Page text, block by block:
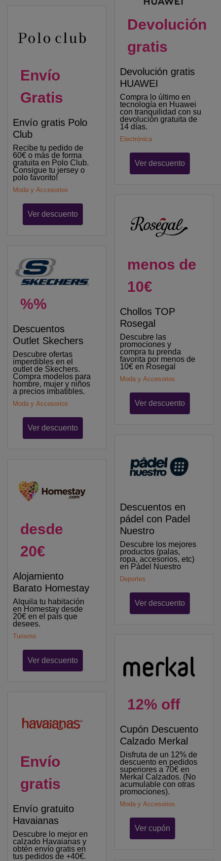
Envío
Gratis
Envío gratis Polo
Club
Recibe tu pedido de
60€ o más de forma
gratuita en Polo Club.
Consigue tu jersey o
polo favorito!
Moda y Accesorios
Ver descuento
%%
Descuentos
Outlet Skechers
Descubre ofertas
imperdibles en el
outlet de Skechers.
Compra modelos para
hombre, mujer y niños
a precios imbatibles.
Moda y Accesorios
Ver descuento
desde
20€
Alojamiento
Barato Homestay
Alquila tu habitación
en Homestay desde
20€ en el país que
desees.
Turismo
Ver descuento
Envío
gratis
Envío gratuito
Havaianas
Descubre lo mejor en
calzado Havaianas y
obtén envío gratis en
tus pedidos de +40€.
Devolución
gratis
Devolución gratis
HUAWEI
Compra lo último en
tecnología en Huawei
con tranquilidad con su
devolución gratuita de
14 días.
Electrónica
Ver descuento
menos de
10€
Chollos TOP
Rosegal
Descubre las
promociones y
compra tu prenda
favorita por menos de
10€ en Rosegal
Moda y Accesorios
Ver descuento
Descuentos en
pádel con Padel
Nuestro
Descubre los mejores
productos (palas,
ropa, accesorios, etc)
en Pádel Nuestro
Deportes
Ver descuento
12% off
Cupón Descuento
Calzado Merkal
Disfruta de un 12% de
descuento en pedidos
superiores a 70€ en
Merkal Calzados. (No
acumulable con otras
promociones).
Moda y Accesorios
Ver cupón